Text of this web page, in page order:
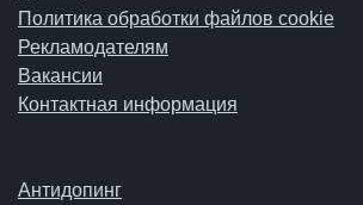
Политика обработки файлов cookie
Рекламодателям
Вакансии
Контактная информация
Антидопинг